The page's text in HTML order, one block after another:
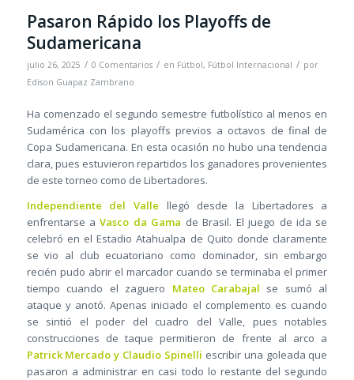
Pasaron Rápido los Playoffs de
Sudamericana
julio 26, 2025 / 0 Comentarios / en Fútbol, Fútbol Internacional / por
Edison Guapaz Zambrano
Ha comenzado el segundo semestre futbolístico al menos en
Sudamérica con los playoffs previos a octavos de final de
Copa Sudamericana. En esta ocasión no hubo una tendencia
clara, pues estuvieron repartidos los ganadores provenientes
de este torneo como de Libertadores.
Independiente del Valle llegó desde la Libertadores a
enfrentarse aVasco da Gama de Brasil. El juego de ida se
celebró en el Estadio Atahualpa de Quito donde claramente
se vio al club ecuatoriano como dominador, sin embargo
recién pudo abrir el marcador cuando se terminaba el primer
tiempo cuando el zaguero Mateo Carabajal se sumó al
ataque y anotó. Apenas iniciado el complemento es cuando
se sintió el poder del cuadro del Valle, pues notables
construcciones de taque permitieron de frente al arco a
Patrick Mercado y Claudio Spinelli escribir una goleada que
pasaron a administrar en casi todo lo restante del segundo